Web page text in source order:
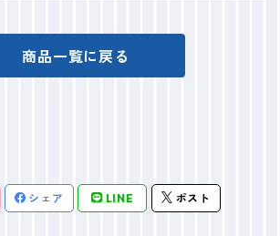
商品一覧に戻る
シェア LINE ポスト